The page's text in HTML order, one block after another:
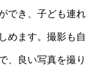
でき、子ども連れ
めます。撮影も自
、良い写真を撮り